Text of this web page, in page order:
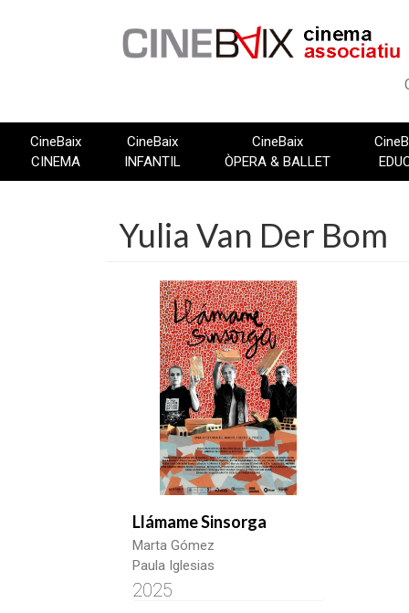
CineBaix
CINEMA
CineBaix
INFANTIL
CineBaix
ÒPERA & BALLET
Yulia Van Der Bom
Llámame Sinsorga
Marta Gómez
Paula Iglesias
2025